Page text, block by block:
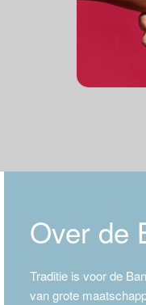
Over de
Traditie is voor de
van grote